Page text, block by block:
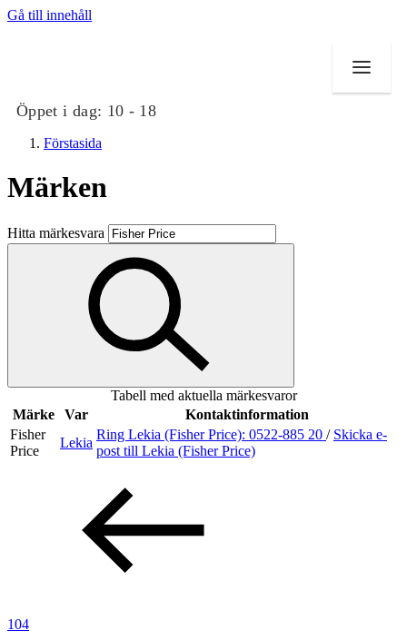
Gå till innehåll
Öppet i dag: 10 - 18
Butiker
Mat och dryck
Evenemang
Erbjudanden
Inspiration
Lediga jobb
Förstasida
Märken
Hitta märkesvara
Tabell med aktuella märkesvaror
Märke
Var
Kontaktinformation
Fisher
Price
Lekia
Ring Lekia (Fisher Price): 0522-885 20 / Skicka e-
post till Lekia (Fisher Price)
104